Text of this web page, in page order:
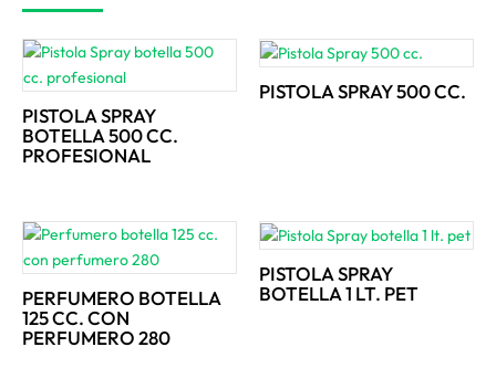
PISTOLA SPRAY
BOTELLA 500 CC.
PROFESIONAL
PISTOLA SPRAY 500 CC.
PERFUMERO BOTELLA
125 CC. CON
PERFUMERO 280
PISTOLA SPRAY
BOTELLA 1 LT. PET